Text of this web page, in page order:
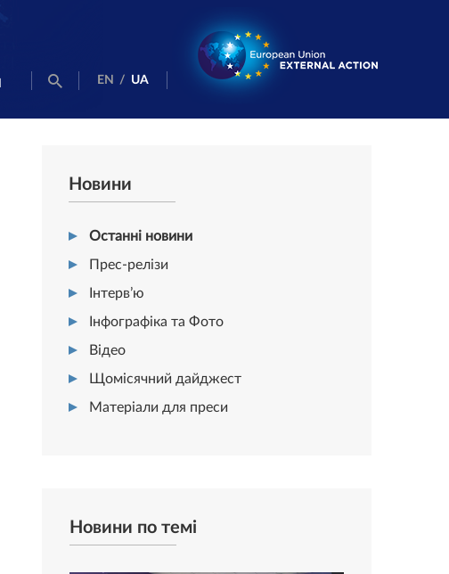
EN / UA
Новини
Останні новини
Прес-релізи
Інтерв’ю
Інфографіка та Фото
Відео
Щомісячний дайджест
Матеріали для преси
Новини по темі